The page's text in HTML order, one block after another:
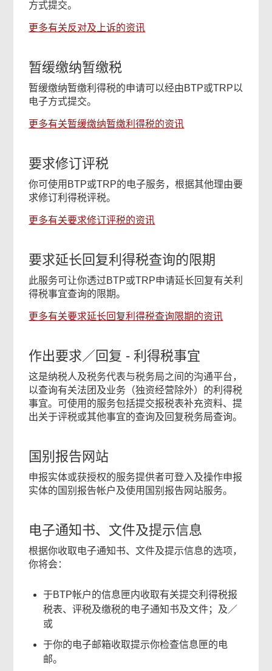
方式提交。
更多有关反对及上诉的资讯
暂缓缴纳暂缴税
暂缓缴纳暂缴利得税的申请可以经由BTP或TRP以
电子方式提交。
更多有关暂缓缴纳暂缴利得税的资讯
要求修订评税
你可使用BTP或TRP的电子服务，根据其他理由要
求修订利得税评税。
更多有关要求修订评税的资讯
要求延长回复利得税查询的限期
此服务可让你透过BTP或TRP申请延长回复有关利
得税事宜查询的限期。
更多有关要求延长回复利得税查询限期的资讯
作出要求／回复 - 利得税事宜
这是纳税人及税务代表与税务局之间的沟通平台，
以查询有关法团及业务（独资经营除外）的利得税
事宜。可使用的服务包括提交报税表补充资料、提
出关于评税或其他事宜的查询及回复税务局查询。
国别报告网站
申报实体或获授权的服务提供者可登入及操作申报
实体的国别报告帐户及使用国别报告网站服务。
电子通知书、文件及提示信息
根据你收取电子通知书、文件及提示信息的选项，
你将会：
于BTP帐户的信息匣内收取有关提交利得税报
税表、评税及缴税的电子通知书及文件；及／
或
于你的电子邮箱收取提示你检查信息匣的电
邮。